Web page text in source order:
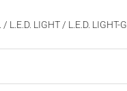
LIGHT / L.E.D. LIGHT-G